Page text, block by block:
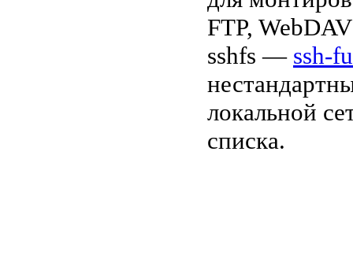
FTP,
sshfs — ssh-
локальной
списка.